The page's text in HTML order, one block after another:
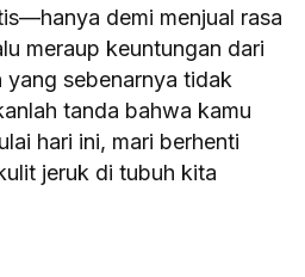
demi menjual rasa
meraup keuntungan dari
sebenarnya tidak
tanda bahwa kamu
hari ini, mari berhenti
jeruk di tubuh kita